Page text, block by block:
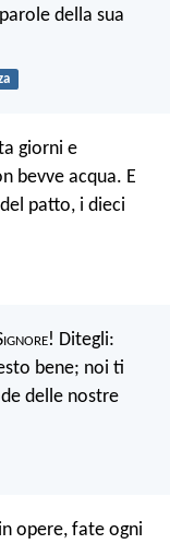
della sua
giorni e
bevve acqua. E
patto, i dieci
ignore! Ditegli:
bene; noi ti
delle nostre
opere, fate ogni